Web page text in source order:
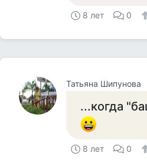
8 лет 0
Татьяна Шипунова
...когда
8 лет 0